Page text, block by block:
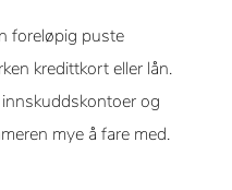
foreløpig puste
kredittkort eller lån.
og
mye å fare med.